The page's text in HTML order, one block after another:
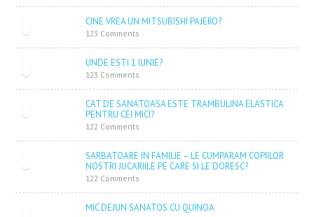
CINE VREA UN MITSUBISHI PAJERO?
123 Comments
UNDE ESTI 1 IUNIE?
123 Comments
CAT DE SANATOASA ESTE TRAMBULINA ELASTICA
PENTRU CEI MICI?
122 Comments
SARBATOARE IN FAMILIE – LE CUMPARAM COPIILOR
NOSTRI JUCARIILE PE CARE SI LE DORESC?
122 Comments
MIC DEJUN SANATOS CU QUINOA